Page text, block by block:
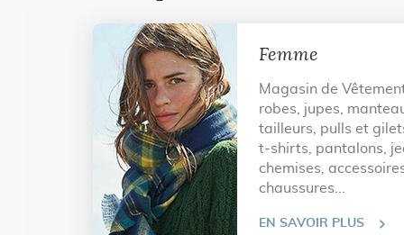
Femme
Magasin de
robes, jupes,
tailleurs, pulls et
t-shirts, pantalons,
chemises,
chaussures...
EN SAVOIR PLUS